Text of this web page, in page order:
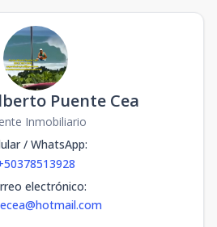
Puente Cea
Inmobiliario
/ WhatsApp:
electrónico: